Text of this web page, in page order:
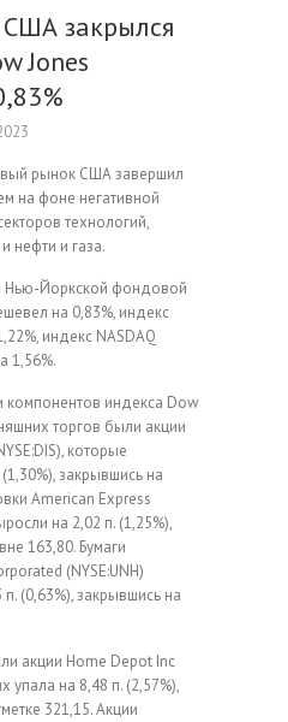
закрылся
Jones
рынок США завершил
на фоне негативной
технологий,
нефти и газа.
Нью-Йоркской фондовой
на 0,83%, индекс
индекс NASDAQ
1,56%.
компонентов индекса Dow
торгов были акции
которые
закрывшись на
American Express
на 2,02 п. (1,25%),
163,80. Бумаги
(NYSE:UNH)
(0,63%), закрывшись на
акции Home Depot Inc
упала на 8,48 п. (2,57%),
321,15. Акции